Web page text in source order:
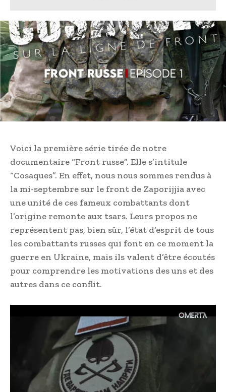
Voici la première série tirée de notre
documentaire “Front russe”. Elle s’intitule
“Cosaques”. En effet, nous nous sommes rendus à
la mi-septembre sur le front de Zaporijjia avec
une unité de ces fameux combattants dont
l’origine remonte aux tsars. Leurs propos ne
représentent pas, bien sûr, l’état d’esprit de tous
les combattants russes qui font en ce moment la
guerre en Ukraine, mais ils valent d’être écoutés
pour comprendre les motivations des uns et des
autres dans ce conflit.